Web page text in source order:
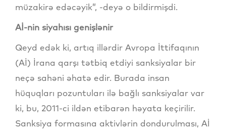
müzakirə edəcəyik”, -deyə o bildirmişdi.
Aİ-nin siyahısı genişlənir
Qeyd edək ki, artıq illərdir Avropa İttifaqının
(Aİ) İrana qarşı tətbiq etdiyi sanksiyalar bir
neçə sahəni əhatə edir. Burada insan
hüquqları pozuntuları ilə bağlı sanksiyalar var
ki, bu, 2011-ci ildən etibarən həyata keçirilir.
Sanksiya formasına aktivlərin dondurulması, Aİ